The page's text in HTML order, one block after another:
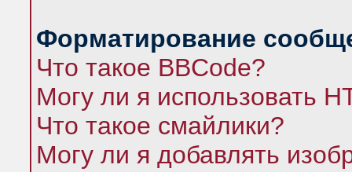
Форматирование
Что такое BBCode?
Могу ли я использовать
Что такое смайлики?
Могу ли я добавлять